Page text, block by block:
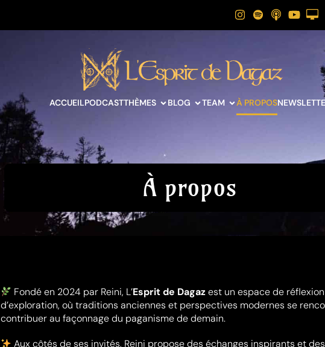
ACCUEILPODCASTTHÈMES BLOG TEAM À PROPOS
À propos
Fondé en 2024 par Reini, L’Esprit de Dagazest un espace de
d’exploration, où traditions anciennes et perspectives modernes se
contribuer au façonnage du paganisme de demain.
Aux côtés de ses invités, Reini propose des échanges inspirants et des